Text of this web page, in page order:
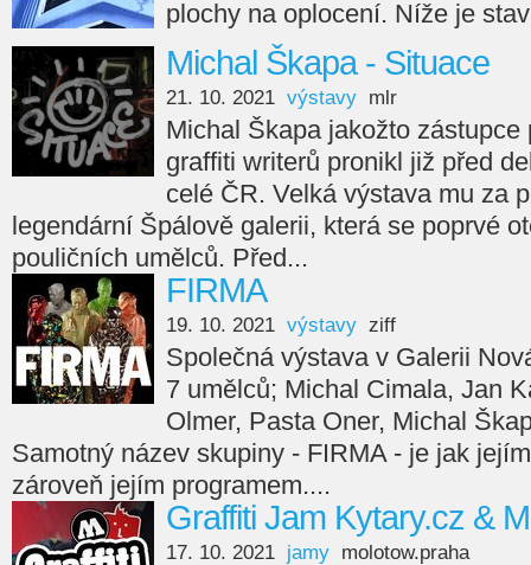
plochy na oplocení. Níže je
Michal Škapa - Situace
21. 10. 2021 výstavy mlr
Michal Škapa jakožto
graffiti writerů pronikl již před
celé ČR. Velká výstava mu za
legendární Špálově galerii, která se poprvé
pouličních umělců. Před...
FIRMA
19. 10. 2021 výstavy ziff
Společná výstava v Galerii
7 umělců; Michal Cimala, Jan
Olmer, Pasta Oner, Michal
Samotný název skupiny - FIRMA - je jak
zároveň jejím programem....
Graffiti Jam Kytary.cz &
17. 10. 2021 jamy molotow.praha